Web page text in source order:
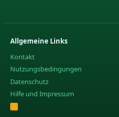
Allgemeine Links
Kontakt
Nutzungsbedingungen
Datenschutz
Hilfe und Impressum
R
S